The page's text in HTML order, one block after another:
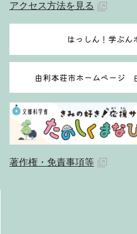
アクセス方法を見る
はっしん！学ぶん
由利本荘市ホームページ
著作権・免責事項等